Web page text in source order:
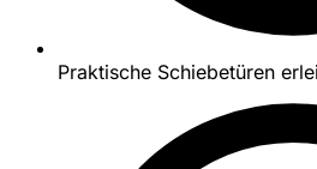
Praktische Schiebetüren